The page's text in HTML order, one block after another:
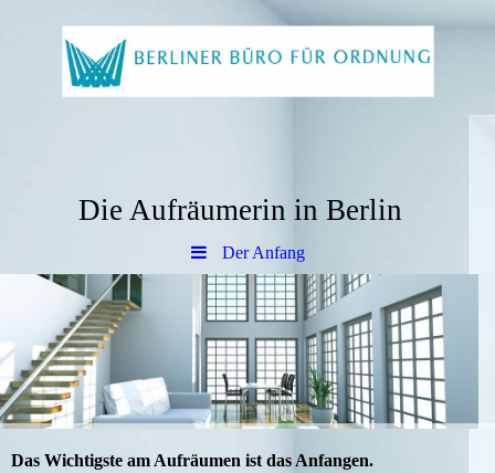
Die Aufräumerin in Berlin
Der Anfang
Das Wichtigste am Aufräumen ist das Anfangen.